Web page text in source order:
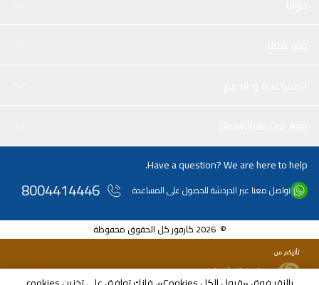
Have a question? We are here to help.
تواصل معنا عبر الدردشة للحصول على المساعدة 8004414446
© 2026 كارفور كل الحقوق محفوظة